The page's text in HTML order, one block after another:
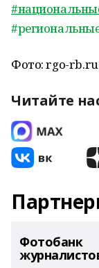
Фото: rgo-rb.ru
Читайте
Фотобанк